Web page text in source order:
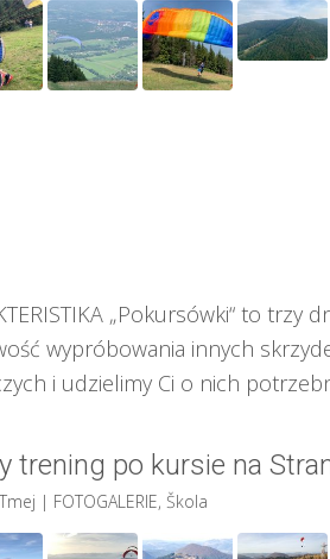
„Pokursówki“ to trzy
wypróbowania innych
i udzielimy Ci o nich
trening po kursie na
| FOTOGALERIE, Škola